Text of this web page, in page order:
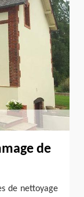
de
de nettoyage